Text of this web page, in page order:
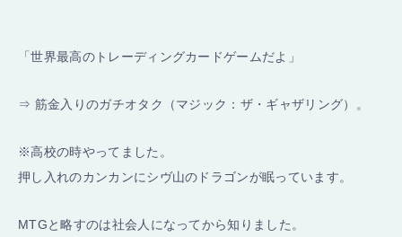
「世界最高のトレーディングカードゲームだよ」
⇒ 筋金入りのガチオタク（マジック：ザ・ギャザリング）。
※高校の時やってました。
押し入れのカンカンにシヴ山のドラゴンが眠っています。
MTGと略すのは社会人になってから知りました。